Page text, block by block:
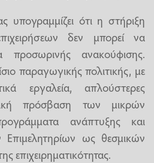
υπογραμμίζει ότι η στήριξη
δεν μπορεί να
προσωρινής ανακούφισης.
παραγωγικής πολιτικής, με
εργαλεία, απλούστερες
πρόσβαση των μικρών
ανάπτυξης και
ως θεσμικών
επιχειρηματικότητας.